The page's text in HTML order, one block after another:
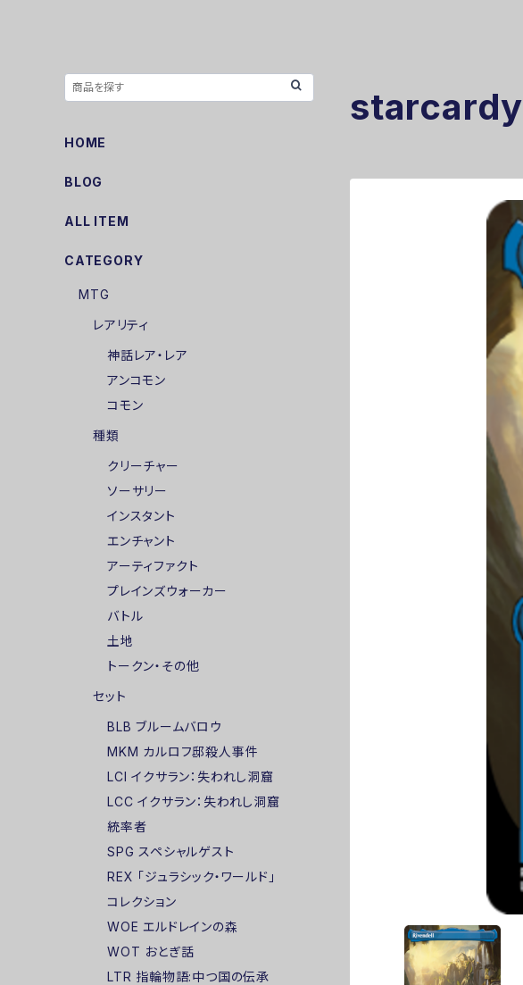
starcardy
HOME
BLOG
ALL ITEM
CATEGORY
MTG
レアリティ
神話レア・レア
アンコモン
コモン
種類
クリーチャー
ソーサリー
インスタント
エンチャント
アーティファクト
プレインズウォーカー
バトル
土地
トークン・その他
セット
BLB ブルームバロウ
MKM カルロフ邸殺人事件
LCI イクサラン：失われし洞窟
LCC イクサラン：失われし洞窟
統率者
SPG スペシャルゲスト
REX 「ジュラシック・ワールド」
コレクション
WOE エルドレインの森
WOT おとぎ話
LTR 指輪物語:中つ国の伝承